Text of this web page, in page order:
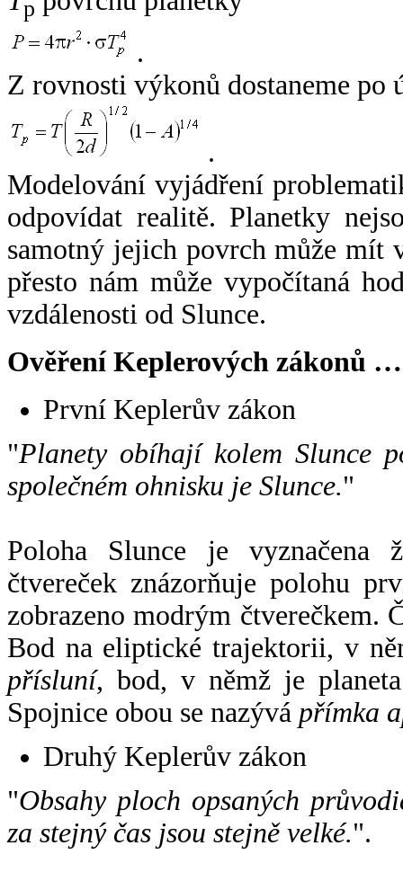
p
.
Z rovnosti výkonů dostaneme po
.
Modelování vyjádření
odpovídat realitě. Planetky
samotný jejich povrch může mít
přesto nám může vypočítaná
vzdálenosti od Slunce.
Ověření Keplerových zákonů …
První Keplerův zákon
"Planety obíhají kolem Slunce
společném ohnisku je Slunce."
Poloha Slunce je vyznačena
čtvereček znázorňuje polohu
zobrazeno modrým čtverečkem.
Bod na eliptické trajektorii, v
přísluní, bod, v němž je
Spojnice obou se nazývá přímka
Druhý Keplerův zákon
"Obsahy ploch opsaných
za stejný čas jsou stejně velké.".